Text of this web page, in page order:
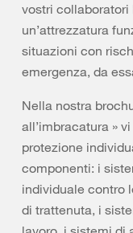
vostri
un’attrezzatura
situazioni con
emergenza, da
Nella nostra
all’imbracatura »
protezione
componenti: i
individuale contro
di trattenuta, i